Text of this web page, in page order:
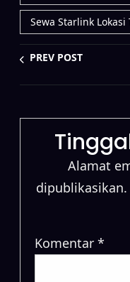
Sewa Starlink Lokasi
PREV POST
Alamat
dipublikasikan.
Komentar *